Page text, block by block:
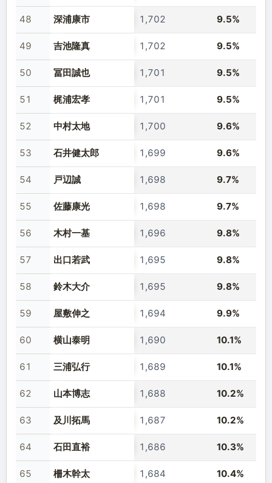
48 深浦康市 1,702 9.5%
49 吉池隆真 1,702 9.5%
50 冨田誠也 1,701 9.5%
51 梶浦宏孝 1,701 9.5%
52 中村太地 1,700 9.6%
53 石井健太郎 1,699 9.6%
54 戸辺誠 1,698 9.7%
55 佐藤康光 1,698 9.7%
56 木村一基 1,696 9.8%
57 出口若武 1,695 9.8%
58 鈴木大介 1,695 9.8%
59 屋敷伸之 1,694 9.9%
60 横山泰明 1,690 10.1%
61 三浦弘行 1,689 10.1%
62 山本博志 1,688 10.2%
63 及川拓馬 1,687 10.2%
64 石田直裕 1,686 10.3%
65 柵木幹太 1,684 10.4%